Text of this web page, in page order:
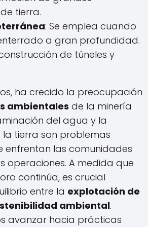
tierra.
: Se emplea cuando
a gran profundidad.
de túneles y
ha crecido la preocupación
ambientales de la minería
del agua y la
tierra son problemas
enfrentan las comunidades
operaciones. A medida que
continúa, es crucial
entre la explotación de
ambiental.
avanzar hacia prácticas